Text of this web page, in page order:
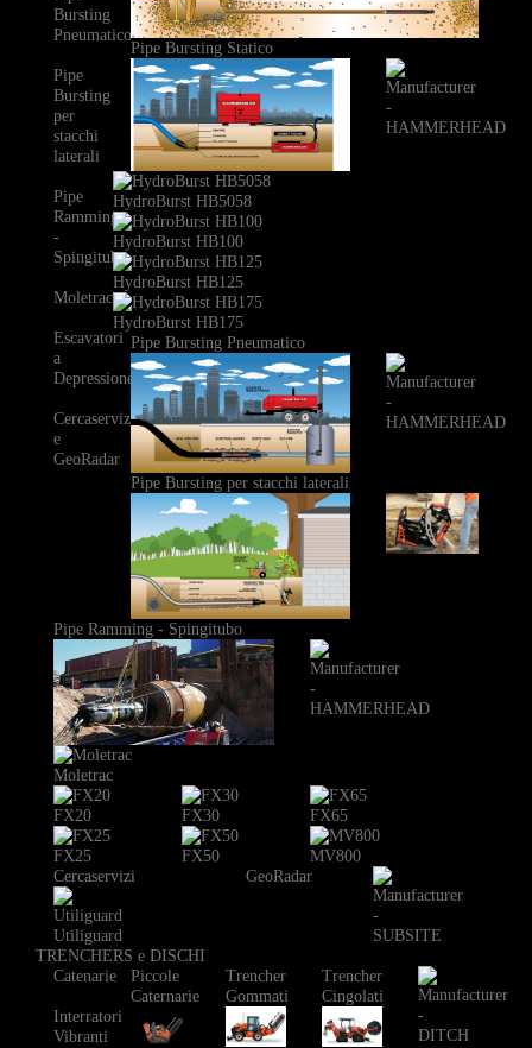
Bursting
Pneumatico
Pipe
Bursting
per
stacchi
laterali
Pipe
Ramming
-
Spingitubo
Moletrac
Escavatori
a
Depressione
Cercaservizi
e
GeoRadar
Pipe Bursting Statico
HydroBurst HB5058
HydroBurst HB100
HydroBurst HB125
HydroBurst HB175
Pipe Bursting Pneumatico
Pipe Bursting per stacchi laterali
Pipe Ramming - Spingitubo
Moletrac
FX20
FX25
FX30
FX50
FX65
MV800
Cercaservizi
Utiliguard
GeoRadar
TRENCHERS e DISCHI
Catenarie
Interratori
Vibranti
Piccole
Caternarie
Trencher
Gommati
Trencher
Cingolati